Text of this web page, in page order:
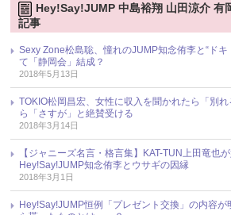
Hey!Say!JUMP 中島裕翔 山田涼介 有
記事
Sexy Zone松島聡、憧れのJUMP知念侑李と“ド
て「静岡会」結成？
2018年5月13日
TOKIO松岡昌宏、女性に収入を聞かれたら「別
ら「さすが」と絶賛受ける
2018年3月14日
【ジャニーズ名言・格言集】KAT-TUN上田竜也
Hey!Say!JUMP知念侑李とウサギの因縁
2018年3月1日
Hey!Say!JUMP恒例「プレゼント交換」の内容